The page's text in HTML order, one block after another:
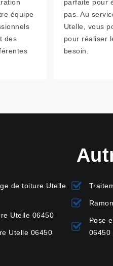
équipe
des
parfaite pour
pas. Au
Utelle, vous
pour réaliser
besoin.
de toiture Utelle
Utelle 06450
Utelle 06450
Pose
06450